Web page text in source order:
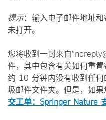
提示：输入电子邮件地址
未打开。
您将收到一封来自
件，其中包含有关如何重
约 10 分钟内没有收到任
圾邮件文件夹。但是，如
交工单：Springer Nature